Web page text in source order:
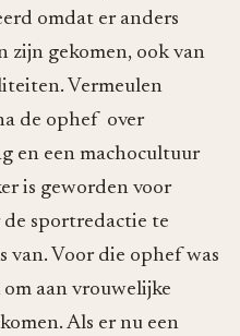
omdat er anders
zijn gekomen, ook van
Vermeulen
de ophef over
en een machocultuur
is geworden voor
sportredactie te
van. Voor die ophef was
aan vrouwelijke
Als er nu een